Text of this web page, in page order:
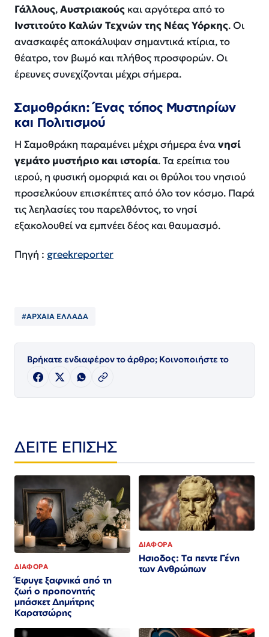
Γάλλους,Αυστριακούς και αργότερα από το
Ινστιτούτο Καλών Τεχνών της Νέας Υόρκης. Οι
ανασκαφές αποκάλυψαν σημαντικά κτίρια, το
θέατρο, τον βωμό και πλήθος προσφορών. Οι
έρευνες συνεχίζονται μέχρι σήμερα.
Σαμοθράκη: Ένας τόπος Μυστηρίων
και Πολιτισμού
Η Σαμοθράκη παραμένει μέχρι σήμερα ένανησί
γεμάτο μυστήριο και ιστορία. Τα ερείπια του
ιερού, η φυσική ομορφιά και οι θρύλοι του νησιού
προσελκύουν επισκέπτες από όλο τον κόσμο. Παρά
τις λεηλασίες του παρελθόντος, το νησί
εξακολουθεί να εμπνέει δέος και θαυμασμό.
Πηγή : greekreporter
#ΑΡΧΑΙΑ ΕΛΛΑΔΑ
Βρήκατε ενδιαφέρον το άρθρο; Κοινοποιήστε το
ΔΕΙΤΕ ΕΠΙΣΗΣ
ΔΙΑΦΟΡΑ
Έφυγε ξαφνικά από τη
ζωή ο προπονητής
μπάσκετ Δημήτρης
Καρατσώρης
ΔΙΑΦΟΡΑ
Ησιοδος: Τα πεντε Γένη
των Ανθρώπων